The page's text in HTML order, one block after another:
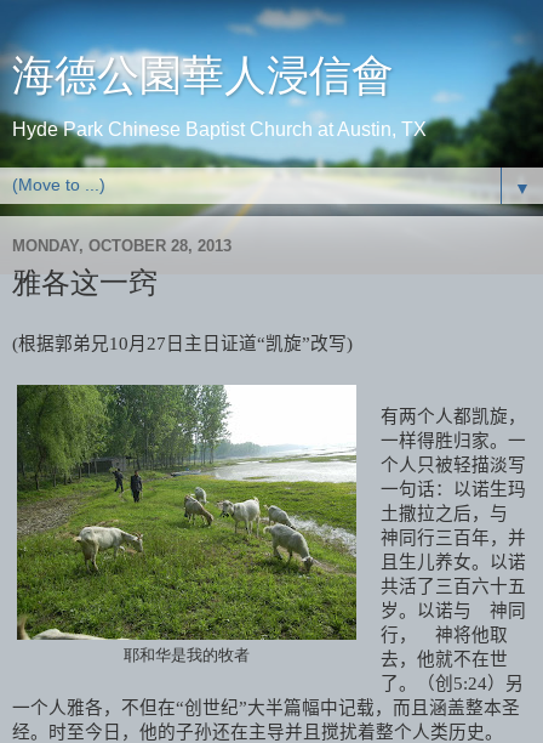
海德公園華人浸信會
Hyde Park Chinese Baptist Church at Austin, TX
▼
MONDAY, OCTOBER 28, 2013
雅各这一窍
(根据郭弟兄10月27日主日证道“凯旋”改写)
耶和华是我的牧者
有两个人都凯旋，
一样得胜归家。一
个人只被轻描淡写
一句话：以诺生玛
土撒拉之后，与
神同行三百年，并
且生儿养女。以诺
共活了三百六十五
岁。以诺与 神同
行， 神将他取
去，他就不在世
了。（创 5:24）另
一个人雅各，不但在“创世纪”大半篇幅中记载，而且涵盖整本圣
经。时至今日，他的子孙还在主导并且搅扰着整个人类历史。